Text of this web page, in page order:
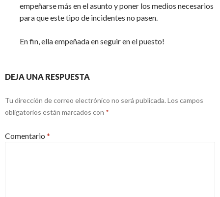
empeñarse más en el asunto y poner los medios necesarios
para que este tipo de incidentes no pasen.
En fin, ella empeñada en seguir en el puesto!
DEJA UNA RESPUESTA
Tu dirección de correo electrónico no será publicada. Los campos
obligatorios están marcados con *
Comentario *